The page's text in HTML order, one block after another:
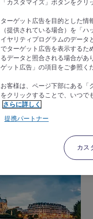
「カスタマイズ」ボタンをク
ターゲット広告を目的とした情
（提供されている場合）を「
イヤリティプログラムのデータ
でターゲット広告を表示するた
るデータと照合される場合があ
ゲット広告」の項目をご参照く
お客様は、ページ下部にある「
をクリックすることで、いつで
さらに詳しく
提携パートナー
カス